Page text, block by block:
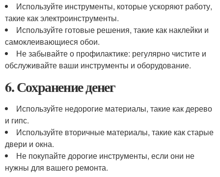
Используйте инструменты, которые ускоряют работу,
такие как электроинструменты.
Используйте готовые решения, такие как наклейки и
самоклеивающиеся обои.
Не забывайте о профилактике: регулярно чистите и
обслуживайте ваши инструменты и оборудование.
6. Сохранение денег
Используйте недорогие материалы, такие как дерево
и гипс.
Используйте вторичные материалы, такие как старые
двери и окна.
Не покупайте дорогие инструменты, если они не
нужны для вашего ремонта.